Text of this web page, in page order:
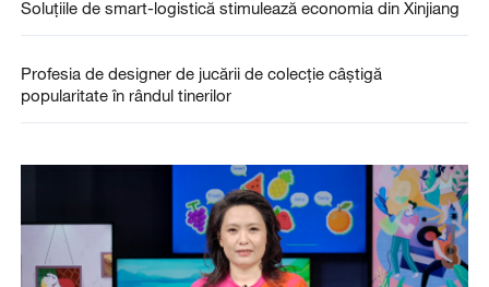
Soluțiile de smart-logistică stimulează economia din Xinjiang
Profesia de designer de jucării de colecție câștigă
popularitate în rândul tinerilor